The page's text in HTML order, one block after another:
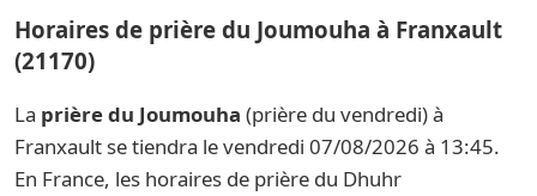
Horaires de prière du Joumouha à Franxault
(21170)
La prière du Joumouha (prière du vendredi) à
Franxault se tiendra le vendredi 07/08/2026 à 13:45.
En France, les horaires de prière du Dhuhr